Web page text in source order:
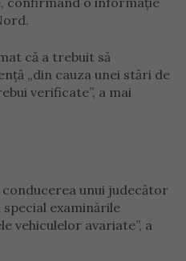
că a trebuit să
„din cauza unei stări de
verificate”, a mai
unui judecător
examinările
vehiculelor avariate”, a